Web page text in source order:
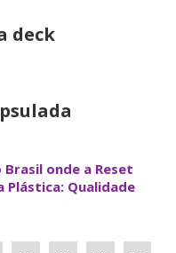
deck
onde a Reset
Plástica: Qualidade